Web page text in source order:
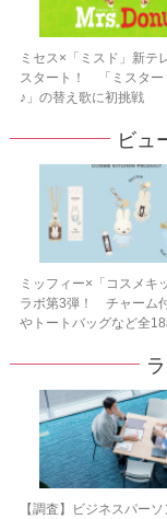
ミセス×「ミスド」新テ
スタート！ 「ミスター
♪」の替え歌に初挑戦
ビュ
ミッフィー×「コスメキ
ラボ第3弾！ チャーム
やトートバッグなど全
【調査】ビジネスパー